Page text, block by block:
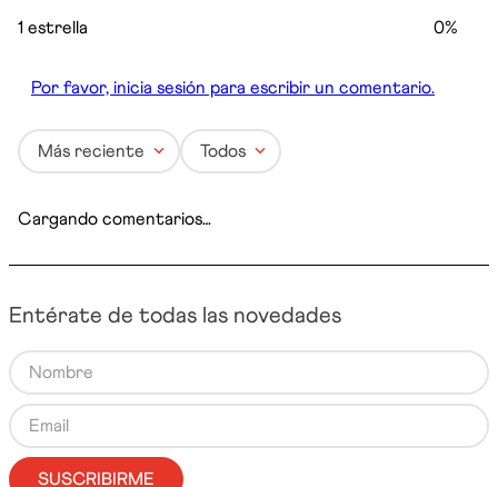
1 estrella 0%
Por favor, inicia sesión para escribir un comentario.
Más reciente Todos
Cargando comentarios…
Entérate de todas las novedades
SUSCRIBIRME